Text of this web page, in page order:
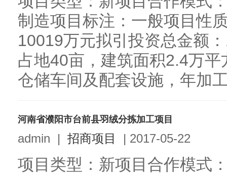
制造项目标注：一般项目性
10019万元拟引投资总金额
占地40亩，建筑面积2.4万
仓储车间及配套设施，年加
河南省濮阳市台前县羽绒分拣加工项目
admin | 招商项目 | 2017-05-22
项目类型：新项目合作模式